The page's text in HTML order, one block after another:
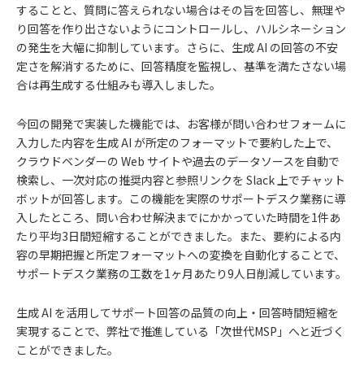
することと、質問に答えられない場合はその旨を回答し、無理や
り回答を作り出さないようにコントロールし、ハルシネーション
の発生を大幅に抑制しています。さらに、生成 AI の回答の不安
定さを解消するために、回答精度を監視し、基準を満たさない場
合は再生成する仕組みも導入しました。
今回の開発で実装した機能では、お客様が問い合わせフォームに
入力した内容を生成 AI が所定のフォーマットで要約した上で、
クラウドベンダーの Web サイトや過去のデータソースを自動で
検索し、一次対応の推奨内容と参照リンクを Slack 上でチャット
ボットが回答します。この機能を実際のサポートデスク業務に導
入したところ、問い合わせ解決までにかかっていた時間を1件あ
たり平均3日間短縮することができました。また、要約による内
容の早期把握と所定フォーマットへの変換を自動化することで、
サポートデスク業務の工数を1ヶ月あたり9人日削減しています。
生成 AI を活用してサポート回答の品質の向上・回答時間短縮を
実現することで、弊社で推進している「次世代MSP」へと近づく
ことができました。